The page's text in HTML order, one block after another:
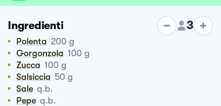
Ingredienti 3
Polenta 200 g
Gorgonzola 100 g
Zucca 100 g
Salsiccia 50 g
Sale q.b.
Pepe q.b.